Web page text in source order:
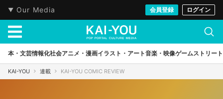
Our Media 会員登録 ログイン
本・文芸情報化社会アニメ・漫画イラスト・アート音楽・映像ゲームストリート
KAI-YOU 連載 KAI-YOU COMIC REVIEW